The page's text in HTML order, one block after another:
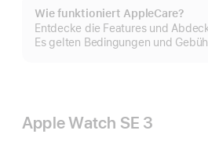
Wie funktioniert AppleCare?
Entdecke die Features und
Es gelten Bedingungen und
Apple Watch SE 3